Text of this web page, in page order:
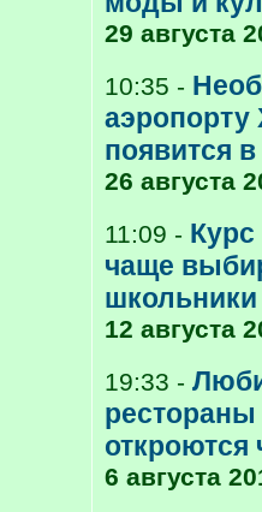
29 августа
10:35 -
аэропорту
появится
26 августа
11:09 - Курс
чаще
школьники
12 августа
19:33 -
откроются
6 августа